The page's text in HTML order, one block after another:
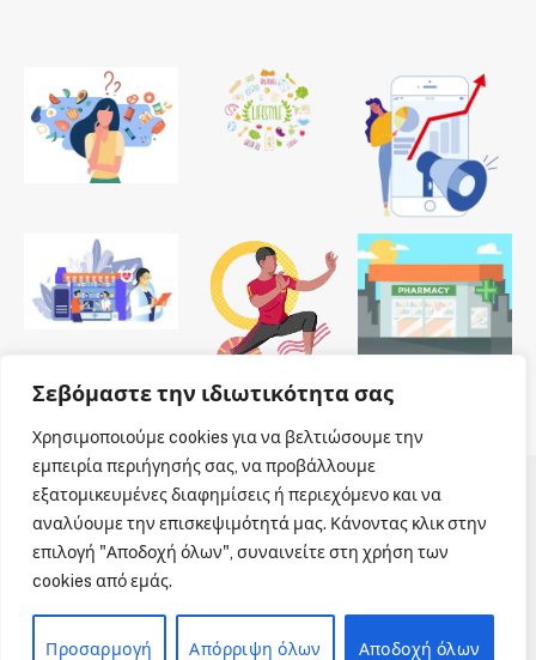
Σεβόμαστε την ιδιωτικότητα σας
Χρησιμοποιούμε cookies για να βελτιώσουμε την
εμπειρία περιήγησής σας, να προβάλλουμε
εξατομικευμένες διαφημίσεις ή περιεχόμενο και να
αναλύουμε την επισκεψιμότητά μας. Κάνοντας κλικ στην
επιλογή "Αποδοχή όλων", συναινείτε στη χρήση των
cookies από εμάς.
Προσαρμογή Απόρριψη όλων Αποδοχή όλων
© 2026 Dailypharmanews. Designed byDailypharmanews
Αρχική Όροι χρήσης
Πολιτική cookies
Πολιτική απορρήτου